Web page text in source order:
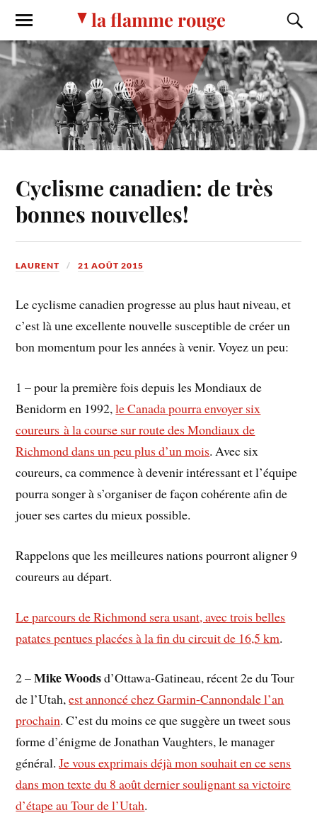
la flamme rouge
Cyclisme canadien: de très
bonnes nouvelles!
LAURENT 21 AOÛT 2015
Le cyclisme canadien progresse au plus haut niveau, et
c’est là une excellente nouvelle susceptible de créer un
bon momentum pour les années à venir. Voyez un peu:
1 – pour la première fois depuis les Mondiaux de
Benidorm en 1992,le Canada pourra envoyer six
coureurs à la course sur route des Mondiaux de
Richmond dans un peu plus d’un mois. Avec six
coureurs, ca commence à devenir intéressant et l’équipe
pourra songer à s’organiser de façon cohérente afin de
jouer ses cartes du mieux possible.
Rappelons que les meilleures nations pourront aligner 9
coureurs au départ.
Le parcours de Richmond sera usant, avec trois belles
patates pentues placées à la fin du circuit de 16,5 km.
2 –Mike Woodsd’Ottawa-Gatineau, récent 2e du Tour
de l’Utah,est annoncé chez Garmin-Cannondale l’an
prochain. C’est du moins ce que suggère un tweet sous
forme d’énigme de Jonathan Vaughters, le manager
général.Je vous exprimais déjà mon souhait en ce sens
dans mon texte du 8 août dernier soulignant sa victoire
d’étape au Tour de l’Utah.